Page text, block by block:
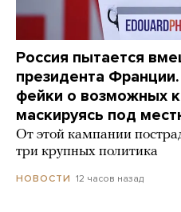
Россия пытается
президента
фейки о возможных
маскируясь под
От этой кампании
три крупных политика
НОВОСТИ 12 часов назад